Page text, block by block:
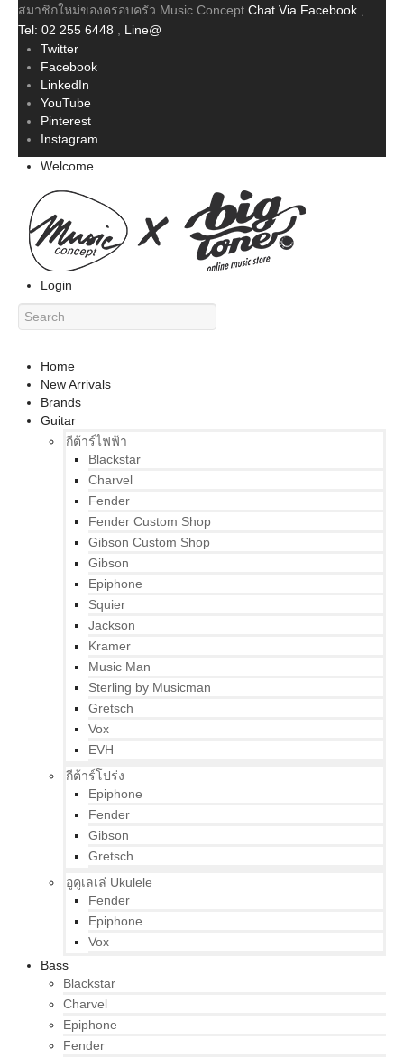
สมาชิกใหม่ของครอบครัว Music Concept Chat Via Facebook
Tel: 02 255 6448
Line@
Twitter
Facebook
LinkedIn
YouTube
Pinterest
Instagram
Welcome
Login
Home
New Arrivals
Brands
Guitar
กีต้าร์ไฟฟ้า
Blackstar
Charvel
Fender
Fender Custom Shop
Gibson Custom Shop
Gibson
Epiphone
Squier
Jackson
Kramer
Music Man
Sterling by Musicman
Gretsch
Vox
EVH
กีต้าร์โปร่ง
Epiphone
Fender
Gibson
Gretsch
อูคูเลเล่ Ukulele
Fender
Epiphone
Vox
Bass
Blackstar
Charvel
Epiphone
Fender